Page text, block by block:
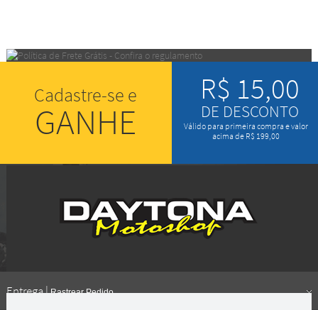
Cadastre-se e
GANHE
R$ 15,00
DE DESCONTO
Válido para primeira compra e valor
acima de R$ 199,00
Entrega |Rastrear Pedido